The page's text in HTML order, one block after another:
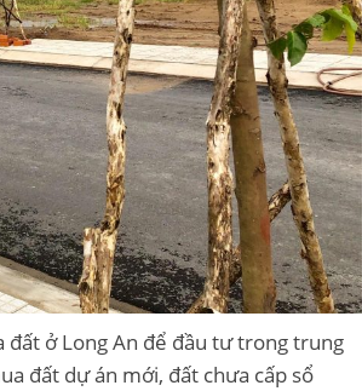
ở Long An để đầu tư trong trung
đất dự án mới, đất chưa cấp sổ